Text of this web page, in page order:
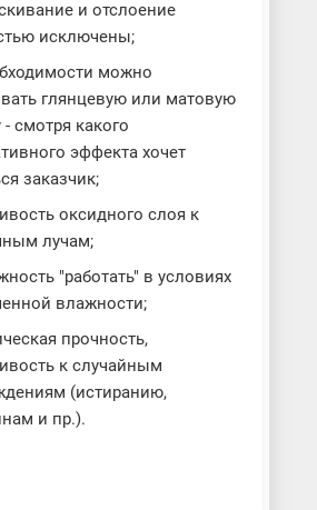
и отслоение
исключены;
можно
глянцевую или матовую
- смотря какого
эффекта хочет
заказчик;
оксидного слоя к
лучам;
"работать" в условиях
влажности;
прочность,
к случайным
(истиранию,
и пр.).